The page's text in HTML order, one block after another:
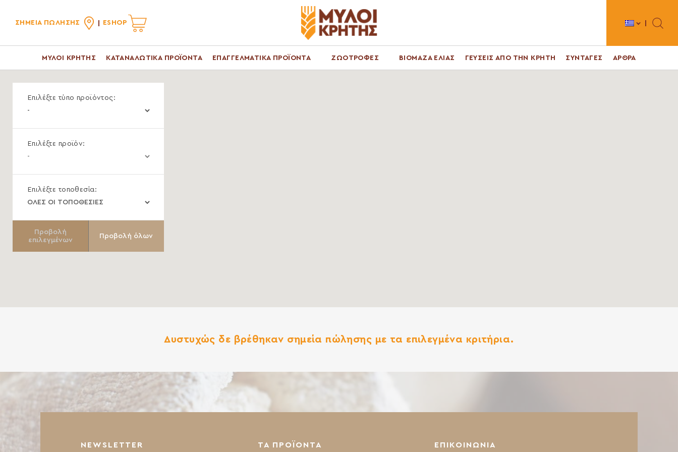
ΣΗΜΕΙΑ ΠΩΛΗΣΗΣ ESHOP Toggle
ΜΥΛΟΙ ΚΡΗΤΗΣ ΚΑΤΑΝΑΛΩΤΙΚΑ ΠΡΟΪΟΝΤΑ ΕΠΑΓΓΕΛΜΑΤΙΚΑ ΠΡΟΪΟΝΤΑ ΖΩΟΤΡΟΦΕΣ ΒΙΟΜΑΖΑ ΕΛΙΑΣ ΓΕΥΣΕΙΣ ΑΠΟ ΤΗΝ ΚΡΗΤΗ ΣΥΝΤΑΓΕΣ ΑΡΘΡΑ
Επιλέξτε τύπο προϊόντος:
Επιλέξτε προϊόν:
Επιλέξτε τοποθεσία:
Προβολή
επιλεγμένων
Προβολή όλων
Δυστυχώς δε βρέθηκαν σημεία πώλησης με τα επιλεγμένα κριτήρια.
NEWSLETTER ΤΑ ΠΡΟΪΟΝΤΑ ΕΠΙΚΟΙΝΩΝΙΑ